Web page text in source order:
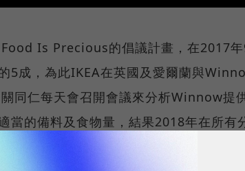
Is Precious的倡議計畫，在2017
5成，為此IKEA在英國及愛爾蘭與
同仁每天會召開會議來分析Winnow提
當的備料及食物量，結果2018年在所有
套餐，總計省下140萬英鎊（約新台幣